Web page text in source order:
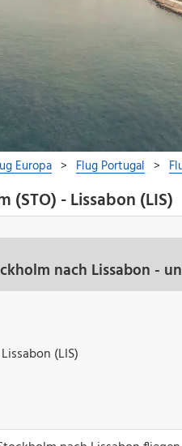
(STO) - Lissabon (LIS)
nach Lissabon -
(LIS)